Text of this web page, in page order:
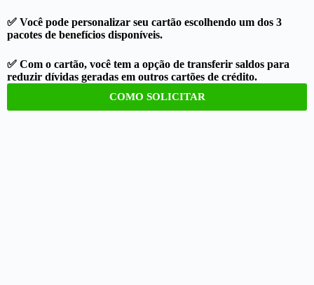
✅ Você pode personalizar seu cartão escolhendo um dos 3
pacotes de benefícios disponíveis.
✅ Com o cartão, você tem a opção de transferir saldos para
reduzir dívidas geradas em outros cartões de crédito.
COMO SOLICITAR